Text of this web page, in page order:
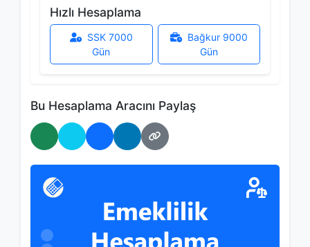
Hızlı Hesaplama
SSK 7000
Gün
Bağkur 9000
Gün
Bu Hesaplama Aracını Paylaş
WhatsApp'ta Paylaş
Twitter'da Paylaş
Facebook'ta Paylaş
LinkedIn'de Paylaş
Bağlantıyı Kopyala